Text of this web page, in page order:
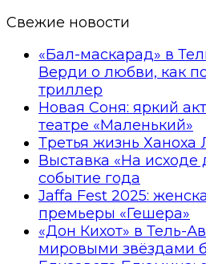
Свежие новости
«Бал-маскарад» в
Верди о любви, как
триллер
Новая Соня: яркий
театре «Маленький»
Третья жизнь Ханоха
Выставка «На исходе
событие года
Jaffa Fest 2025:
премьеры «Гешера»
«Дон Кихот» в Тель-
мировыми звёздами